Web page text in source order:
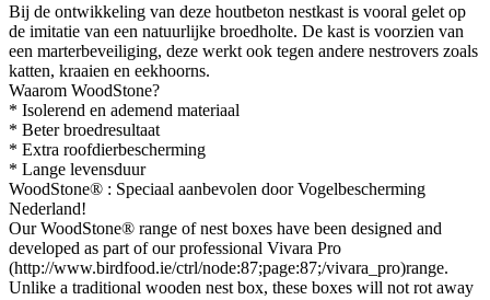
Bij de ontwikkeling van deze houtbeton nestkast is vooral gelet op
de imitatie van een natuurlijke broedholte. De kast is voorzien van
een marterbeveiliging, deze werkt ook tegen andere nestrovers zoals
katten, kraaien en eekhoorns.
Waarom WoodStone?
* Isolerend en ademend materiaal
* Beter broedresultaat
* Extra roofdierbescherming
* Lange levensduur
WoodStone® : Speciaal aanbevolen door Vogelbescherming
Nederland!
Our WoodStone® range of nest boxes have been designed and
developed as part of our professional Vivara Pro
(http://www.birdfood.ie/ctrl/node:87;page:87;/vivara_pro)range.
Unlike a traditional wooden nest box, these boxes will not rot away